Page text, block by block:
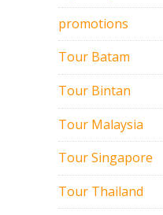
promotions
Tour Batam
Tour Bintan
Tour Malaysia
Tour Singapore
Tour Thailand